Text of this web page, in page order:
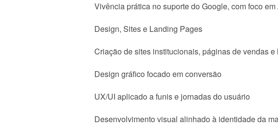
Vivência prática no suporte do Google, com foco
Design, Sites e Landing Pages
Criação de sites institucionais, páginas de vendas
Design gráfico focado em conversão
UX/UI aplicado a funis e jornadas do usuário
Desenvolvimento visual alinhado à identidade da